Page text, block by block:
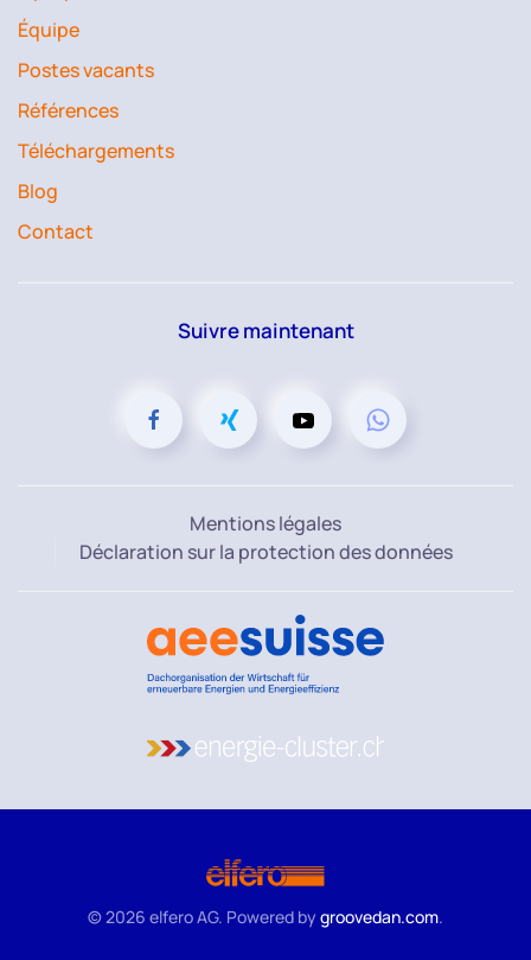
Équipe
Postes vacants
Références
Téléchargements
Blog
Contact
Suivre maintenant
Mentions légales
Déclaration sur la protection des données
©2026 elfero AG. Powered by groovedan.com.